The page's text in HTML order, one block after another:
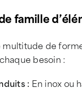
famille
multitude de
besoin :
: En inox ou